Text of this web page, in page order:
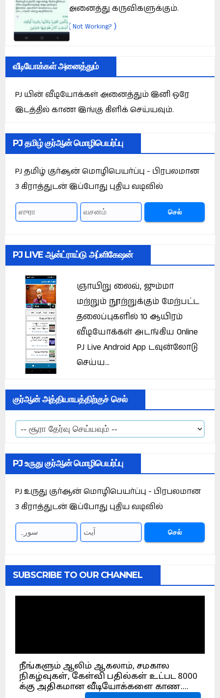
அனைத்து கருவிகளுக்கும்.
(Not Working? )
வீடியோக்கள் அனைத்தும்
PJ யின் வீடியோக்கள் அனைத்தும் இனி ஒரே
இடத்தில் காண இங்கு கிளிக் செய்யவும்.
PJ தமிழ் குர்ஆன் மொழிபெயர்ப்பு
PJ தமிழ் குர்ஆன் மொழிபெயர்ப்பு - பிரபலமான
3 கிராத்துடன் இப்போது புதிய வடிவில்
செல்
PJ LIVE ஆன்ட்ராய்டு அப்ளிகேஷன்
ஞாயிறு லைவ், ஜும்மா
மற்றும் நூற்றுக்கும் மேற்பட்ட
தலைப்புகளில் 10 ஆயிரம்
வீடியோக்கள் அடங்கிய Online
PJ Live Android App டவுன்லோடு
செய்ய...
குர்ஆன் அத்தியாயத்திற்குச் செல்
PJ உருது குர்ஆன் மொழிபெயர்ப்பு
PJ உருது குர்ஆன் மொழிபெயர்ப்பு - பிரபலமான
3 கிராத்துடன் இப்போது புதிய வடிவில்
செல்
SUBSCRIBE TO OUR CHANNEL